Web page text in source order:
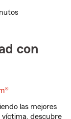
con
las mejores
víctima, descubre